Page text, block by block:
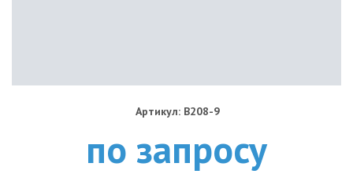
Артикул: B208-9
по запросу